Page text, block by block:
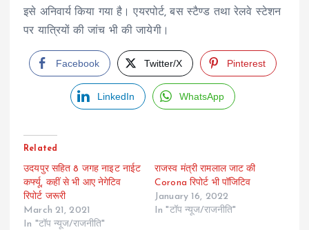
इसे अनिवार्य किया गया है। एयरपोर्ट, बस स्टैण्ड तथा रेलवे स्टेशन
पर यात्रियों की जांच भी की जायेगी।
Facebook Twitter/X Pinterest
LinkedIn WhatsApp
Related
उदयपुर सहित 8 जगह नाइट नाईट
कर्फ्यू, कहीं से भी आए नेगेटिव
रिपोर्ट जरूरी
March 21, 2021
In "टॉप न्यूज/राजनीति"
राजस्व मंत्री रामलाल जाट की
Corona रिपोर्ट भी पॉजिटिव
January 16, 2022
In "टॉप न्यूज/राजनीति"